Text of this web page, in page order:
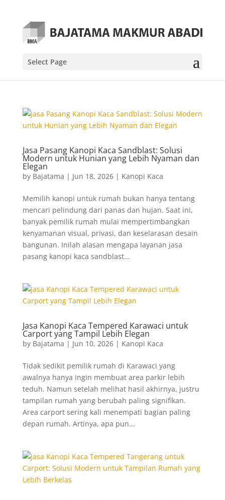
Select Page
Jasa Pasang Kanopi Kaca Sandblast: Solusi
Modern untuk Hunian yang Lebih Nyaman dan
Elegan
by Bajatama | Jun 18, 2026| Kanopi Kaca
Memilih kanopi untuk rumah bukan hanya tentang
mencari pelindung dari panas dan hujan. Saat ini,
banyak pemilik rumah mulai mempertimbangkan
kenyamanan visual, privasi, dan keselarasan desain
bangunan. Inilah alasan mengapa layanan jasa
pasang kanopi kaca sandblast...
Jasa Kanopi Kaca Tempered Karawaci untuk
Carport yang Tampil Lebih Elegan
by Bajatama | Jun 10, 2026| Kanopi Kaca
Tidak sedikit pemilik rumah di Karawaci yang
awalnya hanya ingin membuat area parkir lebih
teduh. Namun setelah melihat hasil akhirnya, justru
tampilan rumah yang berubah paling signifikan.
Area carport sering kali menempati bagian paling
depan rumah. Artinya, apa pun...